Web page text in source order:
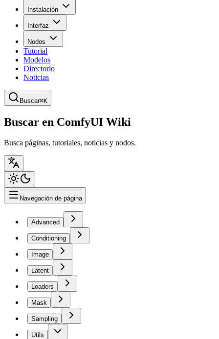
Instalación
Interfaz
Nodos
Tutorial
Modelos
Directorio
Noticias
Buscar⌘K
Buscar en ComfyUI Wiki
Busca páginas, tutoriales, noticias y nodos.
Navegación de página
Advanced
Conditioning
Image
Latent
Loaders
Mask
Sampling
Utils